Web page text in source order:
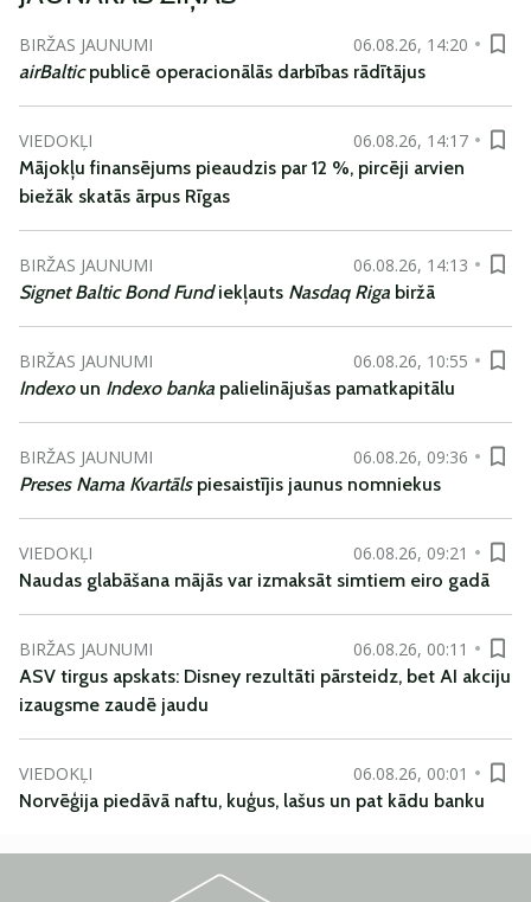
BIRŽAS JAUNUMI
06.08.26, 14:20
airBalticpublicē operacionālās darbības rādītājus
VIEDOKĻI
06.08.26, 14:17
Mājokļu finansējums pieaudzis par 12 %, pircēji arvien
biežāk skatās ārpus Rīgas
BIRŽAS JAUNUMI
06.08.26, 14:13
Signet Baltic Bond Fundiekļauts Nasdaq Riga biržā
BIRŽAS JAUNUMI
06.08.26, 10:55
Indexoun Indexo banka palielinājušas pamatkapitālu
BIRŽAS JAUNUMI
06.08.26, 09:36
Preses Nama Kvartāls piesaistījis jaunus nomniekus
VIEDOKĻI
06.08.26, 09:21
Naudas glabāšana mājās var izmaksāt simtiem eiro gadā
BIRŽAS JAUNUMI
06.08.26, 00:11
ASV tirgus apskats: Disney rezultāti pārsteidz, bet AI akciju
izaugsme zaudē jaudu
VIEDOKĻI
06.08.26, 00:01
Norvēģija piedāvā naftu, kuģus, lašus un pat kādu banku